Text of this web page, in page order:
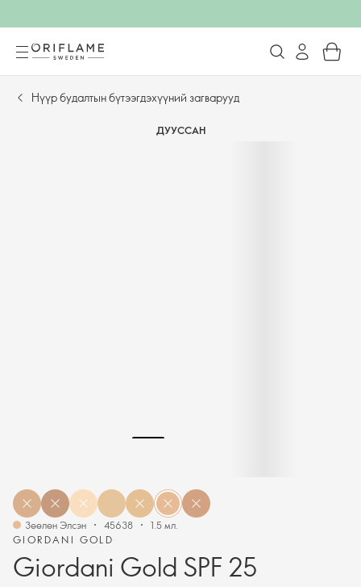
Нүүр будалтын бүтээгдэхүүний загварууд
ДУУССАН
GIORDANI GOLD
Giordani Gold SPF 25
Зөөлөн Элсэн 45638 1.5 мл.